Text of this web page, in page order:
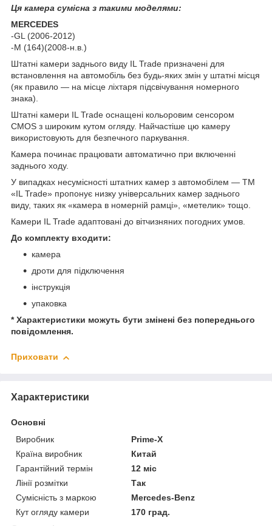
Ця камера сумісна з такими моделями:
MERCEDES
-GL (2006-2012)
-M (164)(2008-н.в.)
Штатні камери заднього виду IL Trade призначені для
встановлення на автомобіль без будь-яких змін у штатні місця
(як правило — на місце ліхтаря підсвічування номерного
знака).
Штатні камери IL Trade оснащені кольоровим сенсором
CMOS з широким кутом огляду. Найчастіше цю камеру
використовують для безпечного паркування.
Камера починає працювати автоматично при включенні
заднього ходу.
У випадках несумісності штатних камер з автомобілем — TM
«IL Trade» пропонує низку універсальних камер заднього
виду, таких як «камера в номерній рамці», «метелик» тощо.
Камери IL Trade адаптовані до вітчизняних погодних умов.
До комплекту входити:
камера
дроти для підключення
інструкція
упаковка
* Характеристики можуть бути змінені без попереднього
повідомлення.
Приховати
Характеристики
Основні
Виробник
Prime-X
Країна виробник
Китай
Гарантійний термін
12 міс
Лінії розмітки
Так
Сумісність з маркою
Mercedes-Benz
Кут огляду камери
170 град.